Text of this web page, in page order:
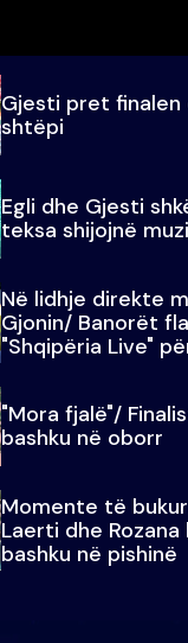
Gjesti pret finalen
shtëpi
Egli dhe Gjesti
teksa shijojnë
Në lidhje direkte
Gjonin/ Banorët
"Shqipëria Live"
"Mora fjalë"/
bashku në oborr
Momente të
Laerti dhe Rozana
bashku në pishinë